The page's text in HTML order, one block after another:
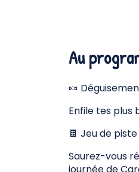
Au
🍬
Enfile tes plus
🍫 Jeu de piste
Saurez-vous
journée de